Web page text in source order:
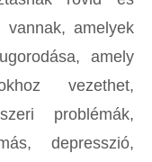
amelyek
amely
vezethet,
problémák,
depresszió,